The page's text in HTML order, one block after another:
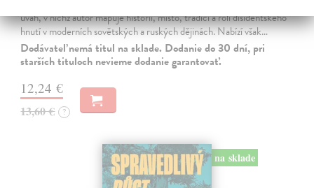
úvah, v nichž autor mapuje historii, místo, tradici a roli disidentského
hnutí v moderních sovětských a ruských dějinách. Nabízí však…
Dodávateľ nemá titul na sklade. Dodanie do 30 dní, pri
starších tituloch nevieme dodanie garantovať.
12,24 €
13,60 € ?
na sklade